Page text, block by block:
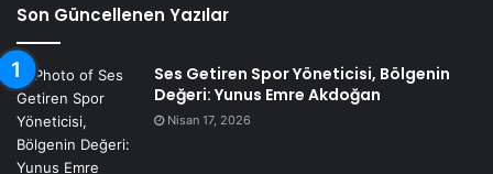
Son Güncellenen Yazılar
Ses Getiren Spor Yöneticisi, Bölgenin
Değeri: Yunus Emre Akdoğan
Nisan 17, 2026